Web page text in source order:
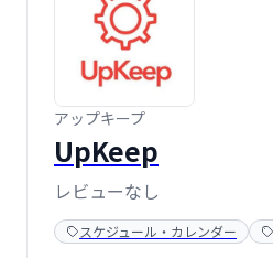
アップキープ
UpKeep
レビューなし
スケジュール・カレンダー